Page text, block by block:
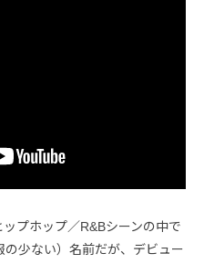
プホップ／R&Bシーンの中で
少ない）名前だが、デビュー